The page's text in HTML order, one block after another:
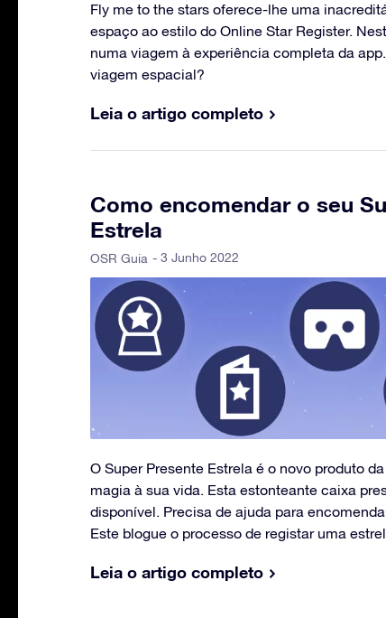
Fly me to the stars oferece-lhe uma
espaço ao estilo do Online Star Register.
numa viagem à experiência completa da
viagem espacial?
Leia o artigo completo
Como encomendar o seu
Estrela
OSR Guia - 3 Junho 2022
O Super Presente Estrela é o novo produto
magia à sua vida. Esta estonteante caixa
disponível. Precisa de ajuda para
Este blogue o processo de registar uma
Leia o artigo completo